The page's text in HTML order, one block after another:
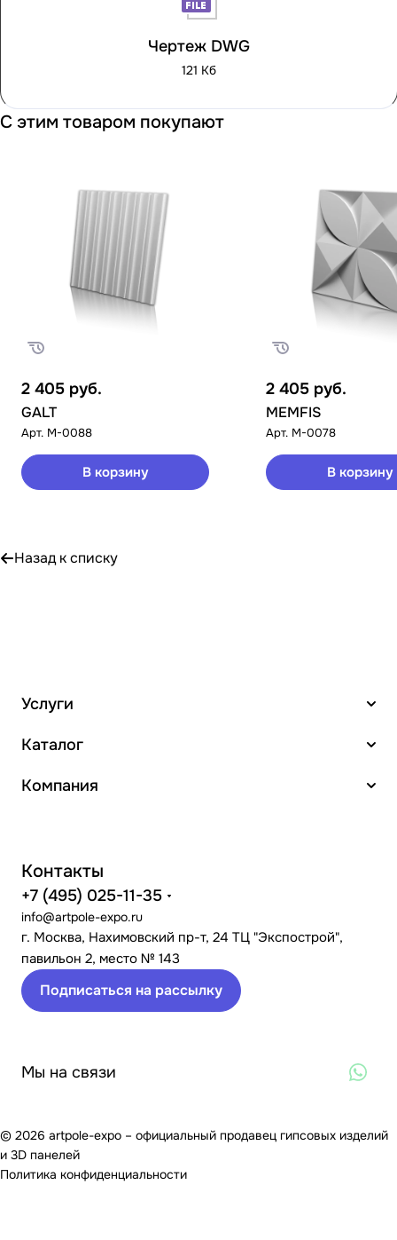
Чертеж DWG
121 Кб
С этим товаром покупают
2 405 руб.
GALT
Арт. M-0088
В корзину
2 405 руб.
MEMFIS
Арт. M-0078
В корзину
Назад к списку
Услуги
Каталог
Компания
Контакты
+7 (495) 025-11-35
info@artpole-expo.ru
г. Москва, Нахимовский пр-т, 24 ТЦ "Экспострой",
павильон 2, место № 143
Подписаться на рассылку
Мы на связи
© 2026 artpole-expo – официальный продавец гипсовых изделий
и 3D панелей
Политика конфиденциальности